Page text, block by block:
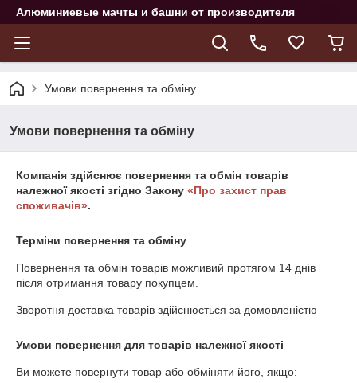
Алюминиевые мачты и башни от производителя
Умови повернення та обміну
Умови повернення та обміну
Компанія здійснює повернення та обмін товарів
належної якості згідно Закону «Про захист прав
споживачів».
Терміни повернення та обміну
Повернення та обмін товарів можливий протягом 14 днів
після отримання товару покупцем.
Зворотня доставка товарів здійснюється за домовленістю
Умови повернення для товарів належної якості
Ви можете повернути товар або обміняти його, якщо: